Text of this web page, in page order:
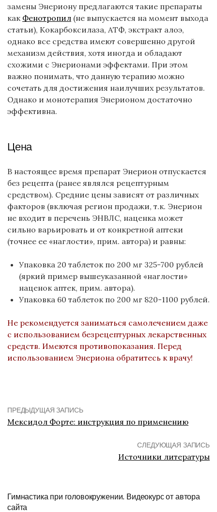
замены Энериону предлагаются такие препараты
как Фенотропил (не выпускается на момент выхода
статьи), Кокарбоксилаза, АТФ, экстракт алоэ,
однако все средства имеют совершенно другой
механизм действия, хотя иногда и обладают
схожими с Энерионами эффектами. При этом
важно понимать, что данную терапию можно
сочетать для достижения наилучших результатов.
Однако и монотерапия Энерионом достаточно
эффективна.
Цена
В настоящее время препарат Энерион отпускается
без рецепта (ранее являлся рецептурным
средством). Средние цены зависят от различных
факторов (включая регион продажи, т.к. Энерион
не входит в перечень ЭНВЛС, наценка может
сильно варьировать и от конкретной аптеки
(точнее ее «наглости», прим. автора) и равны:
Упаковка 20 таблеток по 200 мг 325-700 рублей
(яркий пример вышеуказанной «наглости»
наценок аптек, прим. автора).
Упаковка 60 таблеток по 200 мг 820-1100 рублей.
Не рекомендуется заниматься самолечением даже
с использованием безрецептурных лекарственных
средств. Имеются противопоказания. Перед
использованием Энериона обратитесь к врачу!
ПРЕДЫДУЩАЯ ЗАПИСЬ
Мексидол Форте: инструкция по применению
СЛЕДУЮЩАЯ ЗАПИСЬ
Источники литературы
Гимнастика при головокружении. Видеокурс от автора
сайта